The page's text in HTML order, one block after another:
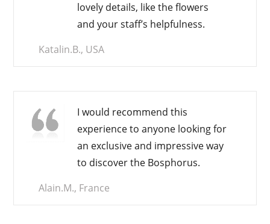
lovely details, like the flowers
and your staff’s helpfulness.
Katalin.B., USA
I would recommend this
experience to anyone looking for
an exclusive and impressiveway
to discover the Bosphorus.
Alain.M., France